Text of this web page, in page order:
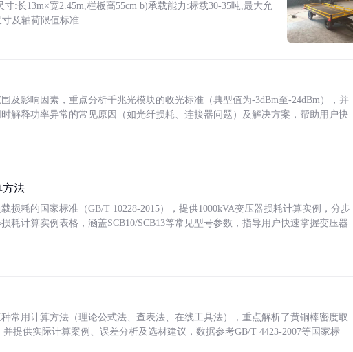
:长13m×宽2.45m,栏板高55cm b)承载能力:标载30-35吨,最大允
及轴荷限值标准
及影响因素，重点分析千兆光模块的收光标准（典型值为-3dBm至-24dBm），并
解释功率异常的常见原因（如光纤损耗、连接器问题）及解决方案，帮助用户快
方法
损耗的国家标准（GB/T 10228-2015），提供1000kVA变压器损耗计算实例，分步
耗计算实例表格，涵盖SCB10/SCB13等常见型号参数，指导用户快速掌握变压器
常用计算方法（理论公式法、查表法、在线工具法），重点解析了黄铜棒密度取
并提供实际计算案例、误差分析及选材建议，数据参考GB/T 4423-2007等国家标